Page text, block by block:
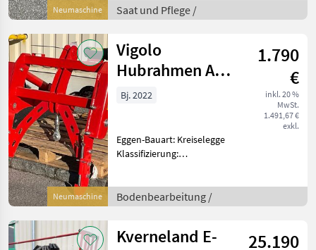
Neumaschine Saat und Pflege /
Neumaschine
Vigolo
Hubrahmen ASI
2
1.790
€
inkl. 20 %
MwSt.
1.491,67 €
exkl.
Bj. 2022
Eggen-Bauart: Kreiselegge
Klassifizierung:
221874 Bodenbearbeitung
Eggen
Bodenbearbeitung /
Kverneland E-
25.190